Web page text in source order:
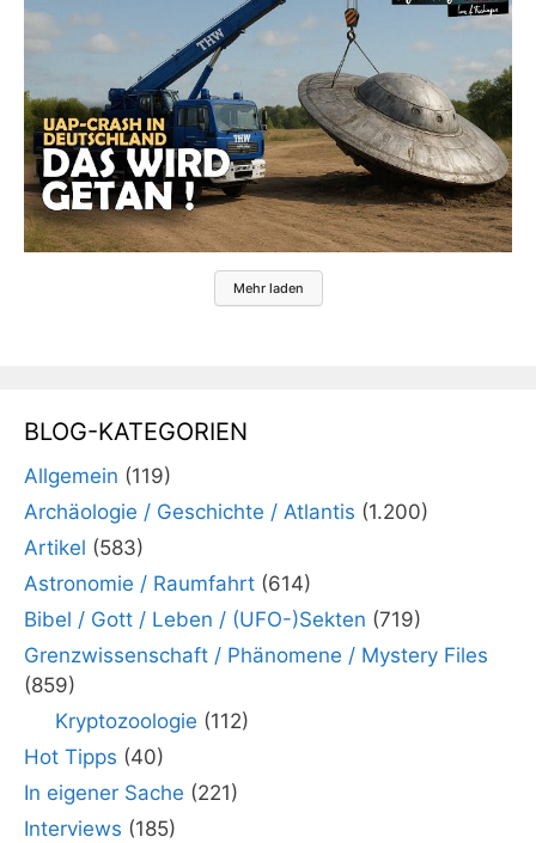
Mehr laden
BLOG-KATEGORIEN
Allgemein (119)
Archäologie / Geschichte / Atlantis (1.200)
Artikel (583)
Astronomie / Raumfahrt (614)
Bibel / Gott / Leben / (UFO-)Sekten (719)
Grenzwissenschaft / Phänomene / Mystery Files
(859)
Kryptozoologie (112)
Hot Tipps (40)
In eigener Sache (221)
Interviews (185)